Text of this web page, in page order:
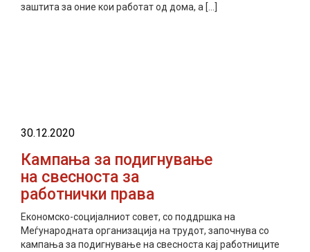
заштита за оние кои работат од дома, а […]
30.12.2020
Кампања за подигнување
на свесноста за
работнички права
Економско-социјалниот совет, со поддршка на
Меѓународната организација на трудот, започнува со
кампања за подигнување на свесноста кај работниците